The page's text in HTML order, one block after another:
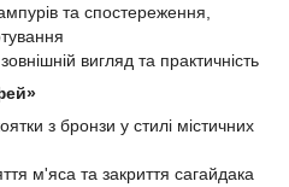
та спостереження,
вигляд та практичність
з бронзи у стилі містичних
м'яса та закриття сагайдака